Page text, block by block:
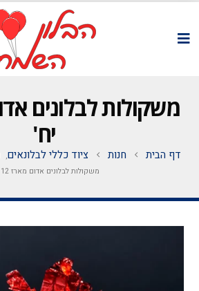
יח'
דף הבית חנות ציוד כללי לבלונאים,
משקולות לבלונים אדום מארז 12 יח'